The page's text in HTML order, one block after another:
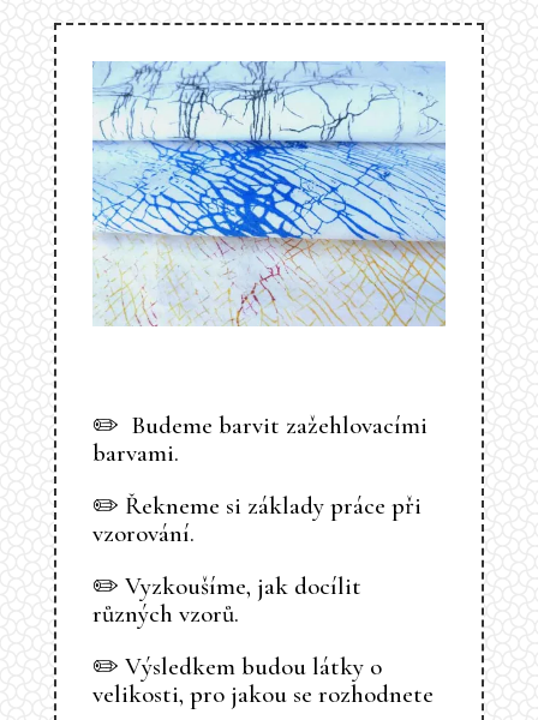
✏️ Budeme barvit zažehlovacími
barvami.
✏️ Řekneme si základy práce při
vzorování.
✏️ Vyzkoušíme, jak docílit
různých vzorů.
✏️ Výsledkem budou látky o
velikosti, pro jakou se rozhodnete